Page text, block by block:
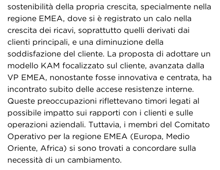
sostenibilità della propria crescita, specialmente nella
regione EMEA, dove si è registrato un calo nella
crescita dei ricavi, soprattutto quelli derivati dai
clienti principali, e una diminuzione della
soddisfazione del cliente. La proposta di adottare un
modello KAM focalizzato sul cliente, avanzata dalla
VP EMEA, nonostante fosse innovativa e centrata, ha
incontrato subito delle accese resistenze interne.
Queste preoccupazioni riflettevano timori legati al
possibile impatto sui rapporti con i clienti e sulle
operazioni aziendali. Tuttavia, i membri del Comitato
Operativo per la regione EMEA (Europa, Medio
Oriente, Africa) si sono trovati a concordare sulla
necessità di un cambiamento.